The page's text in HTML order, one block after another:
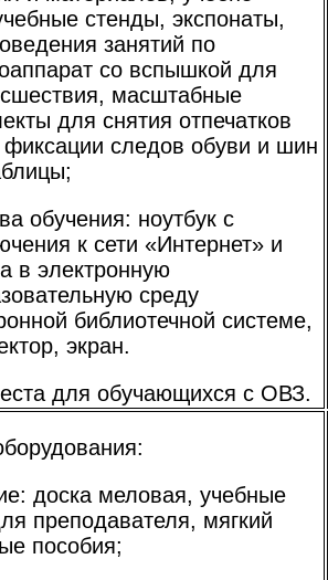
стенды, экспонаты,
занятий по
со вспышкой для
масштабные
для снятия отпечатков
следов обуви и шин
обучения: ноутбук с
к сети «Интернет» и
в электронную
среду
библиотечной системе,
экран.
для обучающихся с ОВЗ.
доска меловая, учебные
преподавателя, мягкий
пособия;